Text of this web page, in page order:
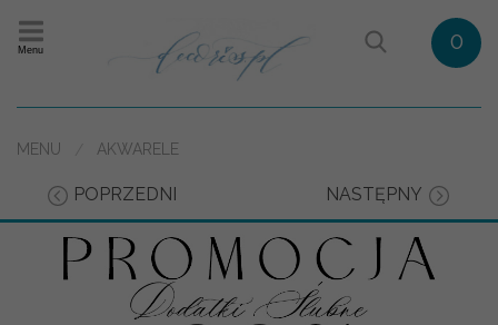
Menu 0
MENU AKWARELE
POPRZEDNI NASTĘPNY